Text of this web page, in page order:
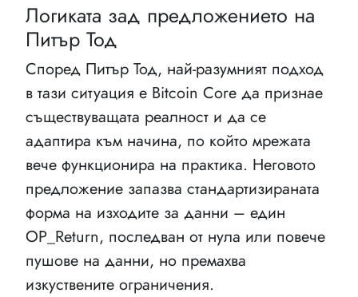
Логиката зад предложението на
Питър Тод
Според Питър Тод, най-разумният подход
в тази ситуация е Bitcoin Core да признае
съществуващата реалност и да се
адаптира към начина, по който мрежата
вече функционира на практика. Неговото
предложение запазва стандартизираната
форма на изходите за данни – един
OP_Return, последван от нула или повече
пушове на данни, но премахва
изкуствените ограничения.